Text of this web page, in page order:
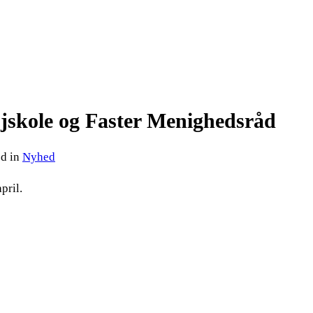
og Faster Menighedsråd
in Nyhed